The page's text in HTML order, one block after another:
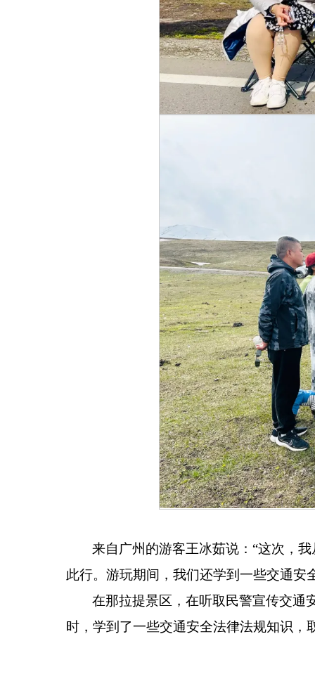
来自广州的游客王冰茹说： “这次，
此行。游玩期间，我们还学到一些交通
在那拉提景区，在听取民警宣传交通
时，学到了一些交通安全法律法规知识，